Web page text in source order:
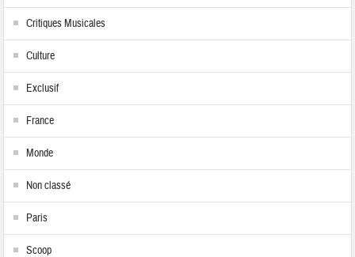
Critiques Musicales
Culture
Exclusif
France
Monde
Non classé
Paris
Scoop